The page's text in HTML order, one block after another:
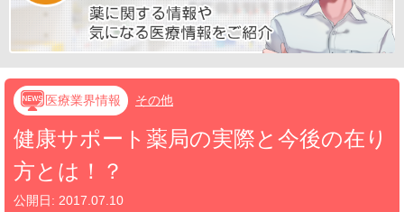
医療業界情報 その他
健康サポート薬局の実際と今後の在り
方とは！？
公開日: 2017.07.10